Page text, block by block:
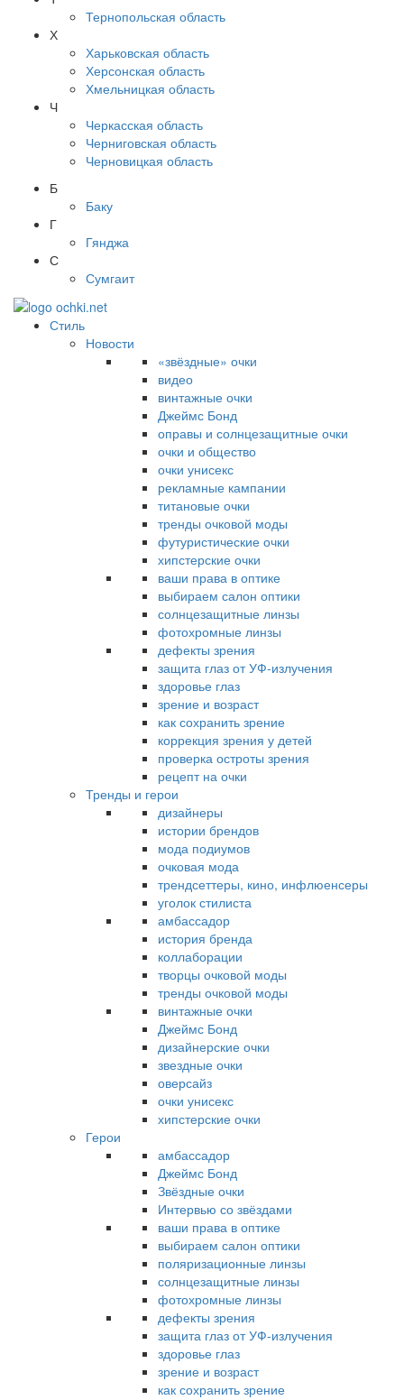
Тернопольская область
Х
Харьковская область
Херсонская область
Хмельницкая область
Ч
Черкасская область
Черниговская область
Черновицкая область
Б
Баку
Г
Гянджа
С
Сумгаит
Стиль
Новости
«звёздные» очки
видео
винтажные очки
Джеймс Бонд
оправы и солнцезащитные очки
очки и общество
очки унисекс
рекламные кампании
титановые очки
тренды очковой моды
футуристические очки
хипстерские очки
ваши права в оптике
выбираем салон оптики
солнцезащитные линзы
фотохромные линзы
дефекты зрения
защита глаз от УФ-излучения
здоровье глаз
зрение и возраст
как сохранить зрение
коррекция зрения у детей
проверка остроты зрения
рецепт на очки
Тренды и герои
дизайнеры
истории брендов
мода подиумов
очковая мода
трендсеттеры, кино, инфлюенсеры
уголок стилиста
амбассадор
история бренда
коллаборации
творцы очковой моды
тренды очковой моды
винтажные очки
Джеймс Бонд
дизайнерские очки
звездные очки
оверсайз
очки унисекс
хипстерские очки
Герои
амбассадор
Джеймс Бонд
Звёздные очки
Интервью со звёздами
ваши права в оптике
выбираем салон оптики
поляризационные линзы
солнцезащитные линзы
фотохромные линзы
дефекты зрения
защита глаз от УФ-излучения
здоровье глаз
зрение и возраст
как сохранить зрение